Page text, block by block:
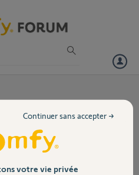
keytis ns-2-RTS
de mon portail avec ma tahoma.
votre vie privée
Continuer sans accepter →